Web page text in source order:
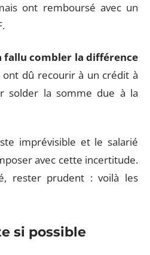
ont remboursé avec un
fallu combler la différence
ont dû recourir à un crédit à
solder la somme due à la
imprévisible et le salarié
avec cette incertitude.
rester prudent : voilà les
si possible